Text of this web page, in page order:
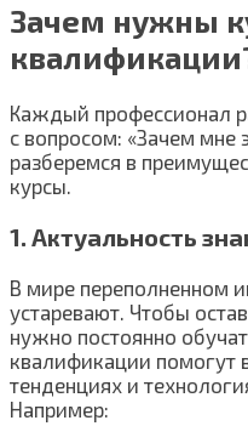
Зачем нужны
Каждый профессионал
с вопросом: «Зачем мне
разберемся в
курсы.
1. Актуальность
В мире переполненном
устаревают. Чтобы
нужно постоянно
квалификации помогут
тенденциях и
Например: